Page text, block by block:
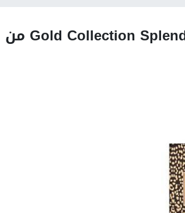
لمحبات الفانيليا.. عطر Gold Collection Splendid Vanilla Eau de Parfum من